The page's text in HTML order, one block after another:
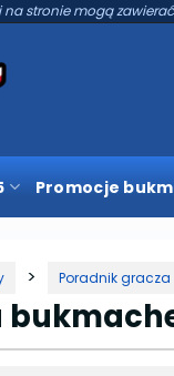
na stronie mogą
Promocje
Poradnik gracza